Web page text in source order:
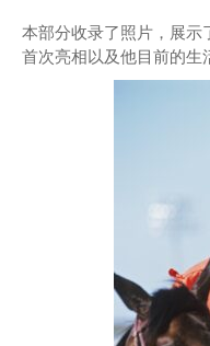
本部分收录了照片，展示
首次亮相以及他目前的生